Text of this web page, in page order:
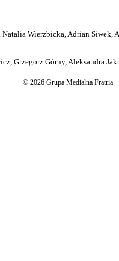
Wierzbicka, Adrian Siwek,
Górny, Aleksandra
© 2026 Grupa Medialna Fratria